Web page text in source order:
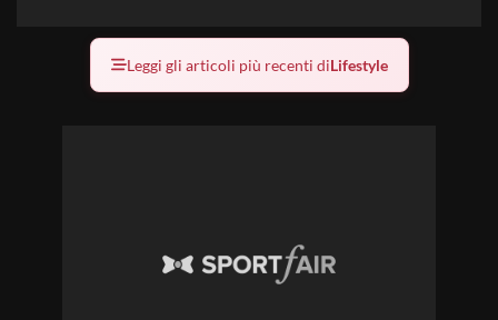
Leggi gli articoli più recenti diLifestyle